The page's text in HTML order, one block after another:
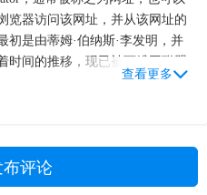
览器访问该网址，并从该网址的
初是由蒂姆·伯纳斯·李发明，并
时间的推移，现已被万维网联盟
查看更多
评论